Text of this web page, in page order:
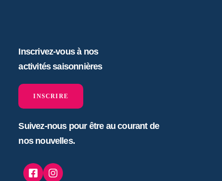
Inscrivez-vous à nos
activités saisonnières
INSCRIRE
Suivez-nous pour être au courant de
nos nouvelles.